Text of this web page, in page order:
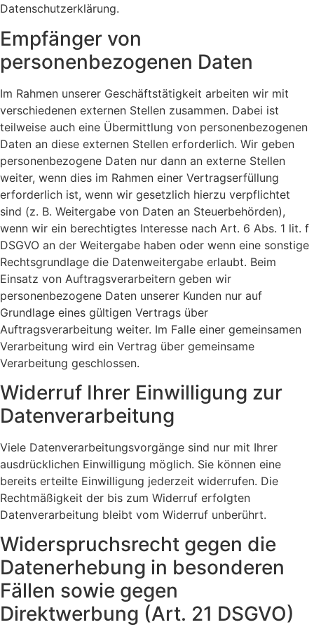
Datenschutzerklärung.
Empfänger von
personenbezogenen Daten
Im Rahmen unserer Geschäftstätigkeit arbeiten wir mit
verschiedenen externen Stellen zusammen. Dabei ist
teilweise auch eine Übermittlung von personenbezogenen
Daten an diese externen Stellen erforderlich. Wir geben
personenbezogene Daten nur dann an externe Stellen
weiter, wenn dies im Rahmen einer Vertragserfüllung
erforderlich ist, wenn wir gesetzlich hierzu verpflichtet
sind (z. B. Weitergabe von Daten an Steuerbehörden),
wenn wir ein berechtigtes Interesse nach Art. 6 Abs. 1 lit. f
DSGVO an der Weitergabe haben oder wenn eine sonstige
Rechtsgrundlage die Datenweitergabe erlaubt. Beim
Einsatz von Auftragsverarbeitern geben wir
personenbezogene Daten unserer Kunden nur auf
Grundlage eines gültigen Vertrags über
Auftragsverarbeitung weiter. Im Falle einer gemeinsamen
Verarbeitung wird ein Vertrag über gemeinsame
Verarbeitung geschlossen.
Widerruf Ihrer Einwilligung zur
Datenverarbeitung
Viele Datenverarbeitungsvorgänge sind nur mit Ihrer
ausdrücklichen Einwilligung möglich. Sie können eine
bereits erteilte Einwilligung jederzeit widerrufen. Die
Rechtmäßigkeit der bis zum Widerruf erfolgten
Datenverarbeitung bleibt vom Widerruf unberührt.
Widerspruchsrecht gegen die
Datenerhebung in besonderen
Fällen sowie gegen
Direktwerbung (Art. 21 DSGVO)